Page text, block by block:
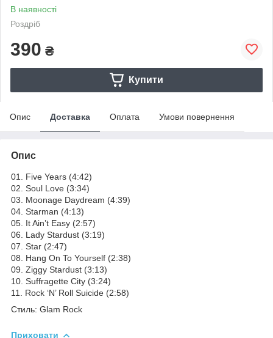
В наявності
Роздріб
390 ₴
Купити
Опис Доставка Оплата Умови повернення
Опис
01. Five Years (4:42)
02. Soul Love (3:34)
03. Moonage Daydream (4:39)
04. Starman (4:13)
05. It Ain’t Easy (2:57)
06. Lady Stardust (3:19)
07. Star (2:47)
08. Hang On To Yourself (2:38)
09. Ziggy Stardust (3:13)
10. Suffragette City (3:24)
11. Rock ‘N’ Roll Suicide (2:58)
Стиль: Glam Rock
Приховати